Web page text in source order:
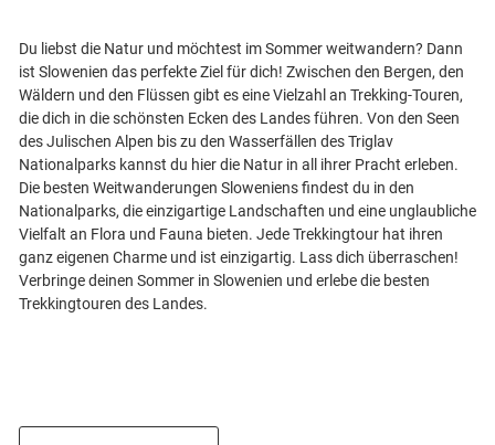
Du liebst die Natur und möchtest im Sommer weitwandern? Dann
ist Slowenien das perfekte Ziel für dich! Zwischen den Bergen, den
Wäldern und den Flüssen gibt es eine Vielzahl an Trekking-Touren,
die dich in die schönsten Ecken des Landes führen. Von den Seen
des Julischen Alpen bis zu den Wasserfällen des Triglav
Nationalparks kannst du hier die Natur in all ihrer Pracht erleben.
Die besten Weitwanderungen Sloweniens findest du in den
Nationalparks, die einzigartige Landschaften und eine unglaubliche
Vielfalt an Flora und Fauna bieten. Jede Trekkingtour hat ihren
ganz eigenen Charme und ist einzigartig. Lass dich überraschen!
Verbringe deinen Sommer in Slowenien und erlebe die besten